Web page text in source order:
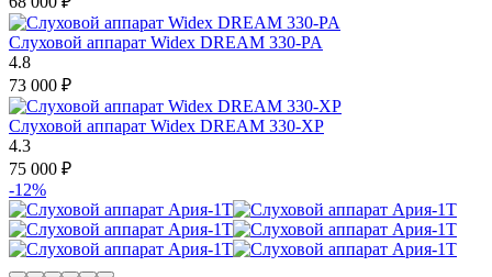
Слуховой аппарат Widex DREAM 330-PA
4.8
73 000 ₽
Слуховой аппарат Widex DREAM 330-XP
4.3
75 000 ₽
-12%